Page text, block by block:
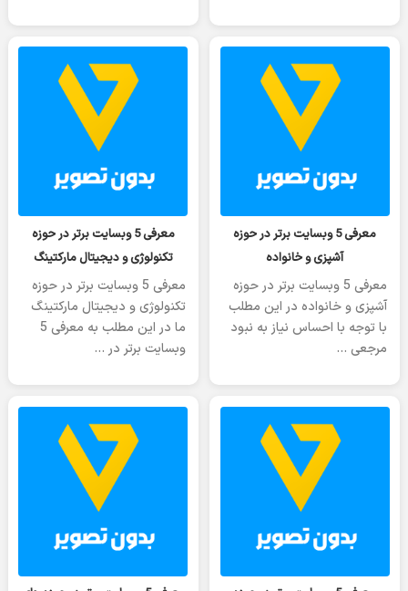
شنبه 08 آوریل 2023 معرفی 5 وبسایت برتر در حوزه
آشپزی و خانواده
معرفی 5 وبسایت برتر در حوزه
آشپزی و خانواده در این مطلب
با توجه با احساس نیاز به نبود
مرجعی …
جمعه 07 آوریل 2023معرفی 5 وبسایت برتر در حوزه
تکنولوژی و دیجیتال مارکتینگ
معرفی 5 وبسایت برتر در حوزه
تکنولوژی و دیجیتال مارکتینگ
ما در این مطلب به معرفی 5
وبسایت برتر در …